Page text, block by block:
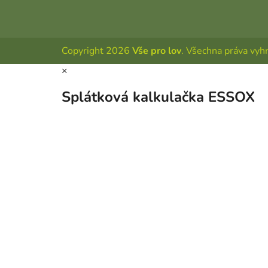
Copyright 2026 Vše pro lov. Všechna práva
×
Splátková kalkulačka ESSOX